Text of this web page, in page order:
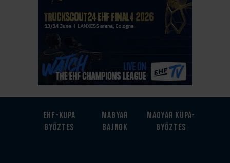
EHF-Kupa
győztes
Magyar
bajnok
Magyar kupa-
győztes